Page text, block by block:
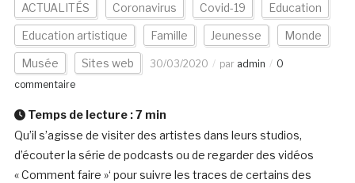
ACTUALITÉS Coronavirus Covid-19 Education
Education artistique Famille Jeunesse Monde
Musée Sites web 30/03/2020 par admin
0
commentaire
Temps de lecture :7 min
Qu’il s’agisse de visiter des artistes dans leurs studios,
d’écouter la série de podcasts ou de regarder des vidéos
« Comment faire »‘ pour suivre les traces de certains des